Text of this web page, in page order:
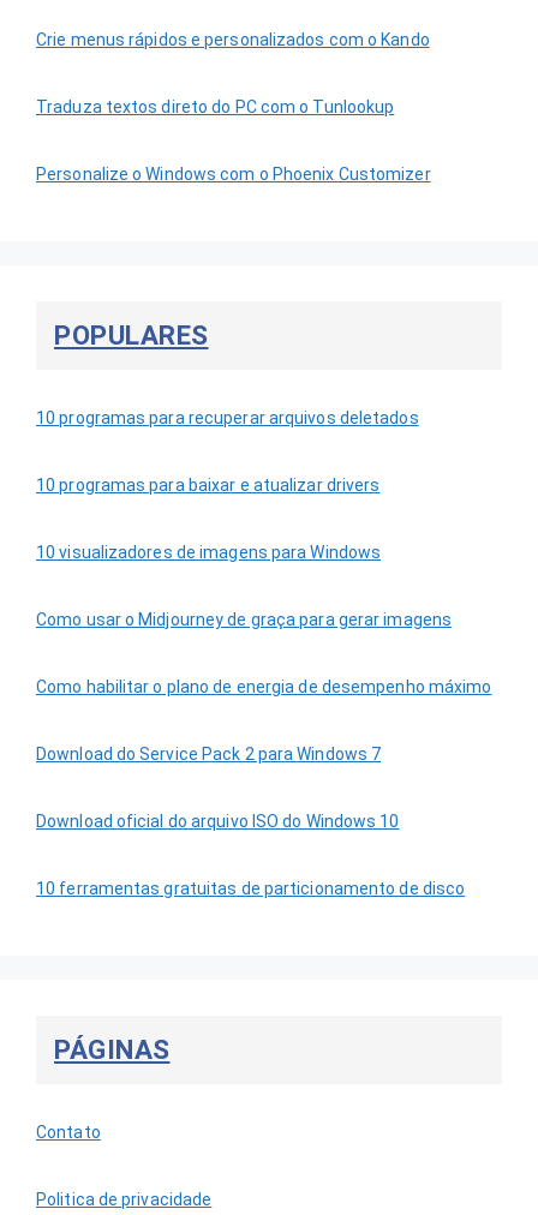
Crie menus rápidos e personalizados com o Kando
Traduza textos direto do PC com o Tunlookup
Personalize o Windows com o Phoenix Customizer
POPULARES
10 programas para recuperar arquivos deletados
10 programas para baixar e atualizar drivers
10 visualizadores de imagens para Windows
Como usar o Midjourney de graça para gerar imagens
Como habilitar o plano de energia de desempenho máximo
Download do Service Pack 2 para Windows 7
Download oficial do arquivo ISO do Windows 10
10 ferramentas gratuitas de particionamento de disco
PÁGINAS
Contato
Politica de privacidade